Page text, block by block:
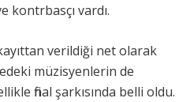
kontrbasçı vardı.
verildiği net olarak
müzisyenlerin de
final şarkısında belli oldu.